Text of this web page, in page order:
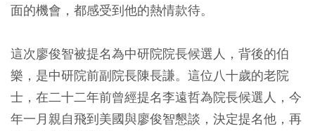
面的機會，都感受到他的熱情款待。
這次廖俊智被提名為中研院院長候選人，背後的伯
樂，是中研院前副院長陳長謙。這位八十歲的老院
士，在二十二年前曾經提名李遠哲為院長候選人，今
年一月親自飛到美國與廖俊智懇談，決定提名他，再